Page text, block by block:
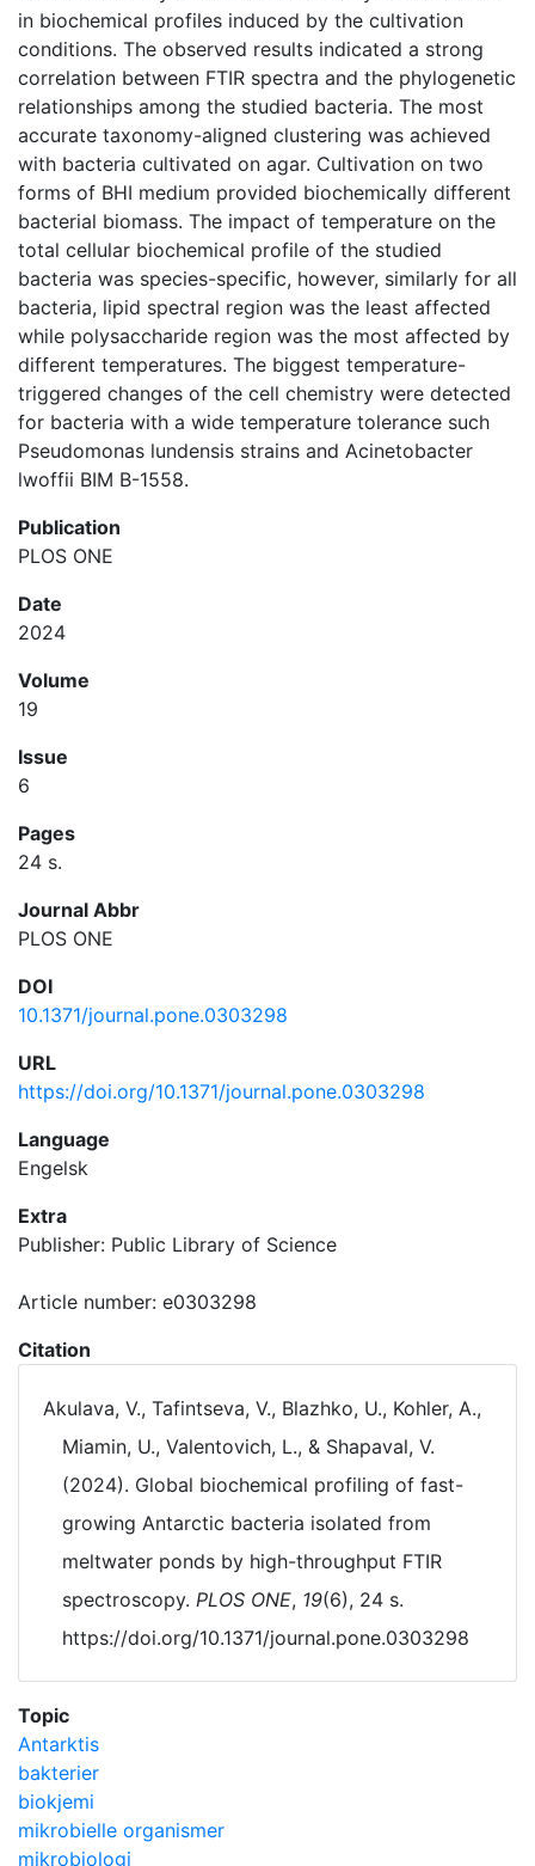
in biochemical profiles induced by the cultivation
conditions. The observed results indicated a strong
correlation between FTIR spectra and the phylogenetic
relationships among the studied bacteria. The most
accurate taxonomy-aligned clustering was achieved
with bacteria cultivated on agar. Cultivation on two
forms of BHI medium provided biochemically different
bacterial biomass. The impact of temperature on the
total cellular biochemical profile of the studied
bacteria was species-specific, however, similarly for all
bacteria, lipid spectral region was the least affected
while polysaccharide region was the most affected by
different temperatures. The biggest temperature-
triggered changes of the cell chemistry were detected
for bacteria with a wide temperature tolerance such
Pseudomonas lundensis strains and Acinetobacter
lwoffii BIM B-1558.
Publication
PLOS ONE
Date
2024
Volume
19
Issue
6
Pages
24 s.
Journal Abbr
PLOS ONE
DOI
10.1371/journal.pone.0303298
URL
https://doi.org/10.1371/journal.pone.0303298
Language
Engelsk
Extra
Publisher: Public Library of Science
Article number: e0303298
Citation
Akulava, V., Tafintseva, V., Blazhko, U., Kohler, A.,
Miamin, U., Valentovich, L., & Shapaval, V.
(2024). Global biochemical profiling of fast-
growing Antarctic bacteria isolated from
meltwater ponds by high-throughput FTIR
spectroscopy. PLOS ONE, 19(6), 24 s.
https://doi.org/10.1371/journal.pone.0303298
Topic
Antarktis
bakterier
biokjemi
mikrobielle organismer
mikrobiologi